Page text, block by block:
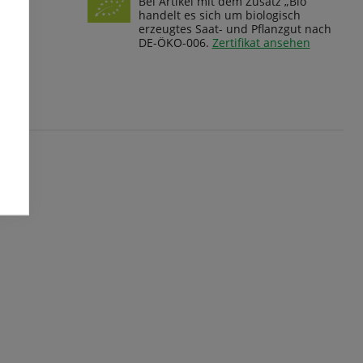
handelt es sich um biologisch
erzeugtes Saat- und Pflanzgut nach
DE-ÖKO-006. Zertifikat ansehen